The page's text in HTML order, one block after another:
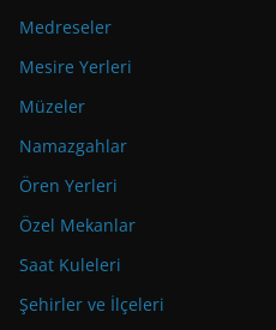
Medreseler
Mesire Yerleri
Müzeler
Namazgahlar
Ören Yerleri
Özel Mekanlar
Saat Kuleleri
Şehirler ve İlçeleri